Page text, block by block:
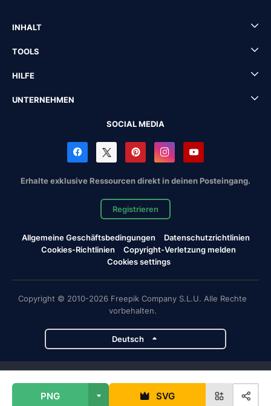
PNG SVG
INHALT
TOOLS
HILFE
UNTERNEHMEN
SOCIAL MEDIA
Erhalte exklusive Ressourcen direkt in deinen Posteingang.
Registrieren
Allgemeine Geschäftsbedingungen
Datenschutzrichtlinien
Cookies-Richtlinien
Copyright-Verletzung melden
Cookies settings
Copyright © 2010-2026 Freepik Company S.L.U. Alle Rechte
vorbehalten.
Deutsch